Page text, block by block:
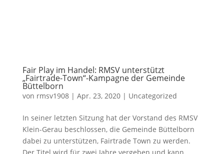
Fair Play im Handel: RMSV unterstützt
„Fairtrade-Town“-Kampagne der Gemeinde
Büttelborn
von rmsv1908| Apr. 23, 2020| Uncategorized
In seiner letzten Sitzung hat der Vorstand des RMSV
Klein-Gerau beschlossen, die Gemeinde Büttelborn
dabei zu unterstützen, Fairtrade Town zu werden.
Der Titel wird für zwei Jahre vergeben und kann